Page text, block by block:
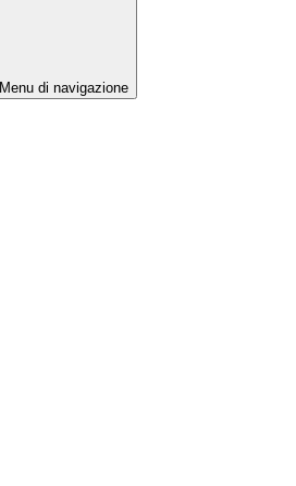
Menu di navigazione